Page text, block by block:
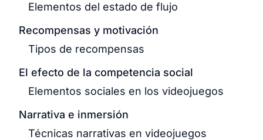
Elementos del estado de flujo
Recompensas y motivación
Tipos de recompensas
El efecto de la competencia social
Elementos sociales en los videojuegos
Narrativa e inmersión
Técnicas narrativas en videojuegos